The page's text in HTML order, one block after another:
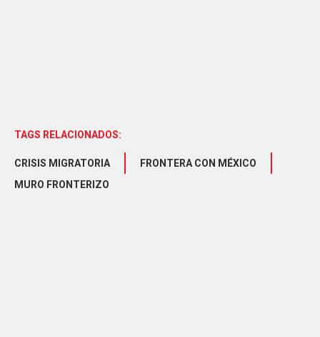
TAGS RELACIONADOS:
CRISIS MIGRATORIA
FRONTERA CON MÉXICO
MURO FRONTERIZO